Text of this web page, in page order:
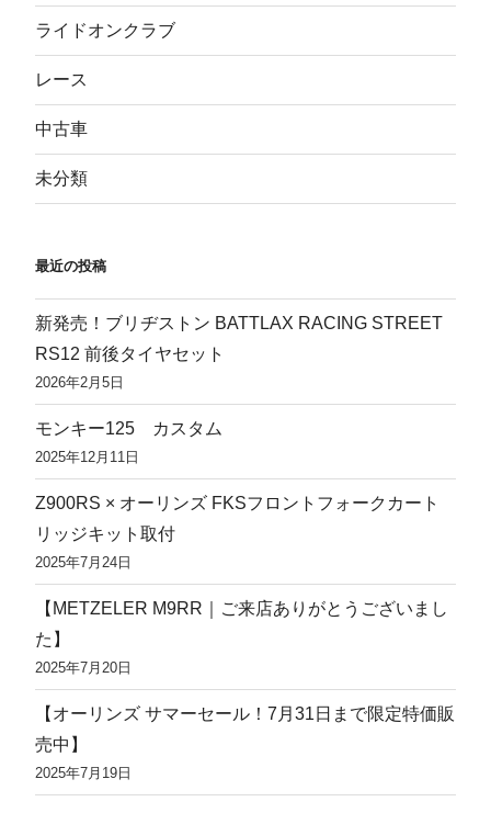
ライドオンクラブ
レース
中古車
未分類
最近の投稿
新発売！ブリヂストン BATTLAX RACING STREET
RS12 前後タイヤセット
2026年2月5日
モンキー125 カスタム
2025年12月11日
Z900RS × オーリンズ FKSフロントフォークカート
リッジキット取付
2025年7月24日
【METZELER M9RR｜ご来店ありがとうございまし
た】
2025年7月20日
【オーリンズ サマーセール！7月31日まで限定特価販
売中】
2025年7月19日